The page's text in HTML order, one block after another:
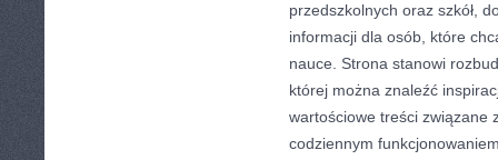
przedszkolnych oraz szkół,
informacji dla osób, które
nauce. Strona stanowi
której można znaleźć
wartościowe treści związane
codziennym